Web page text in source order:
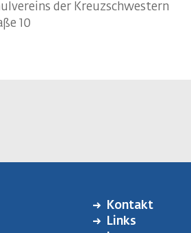
der Kreuzschwestern
10
FOOTER
Kontakt
Links